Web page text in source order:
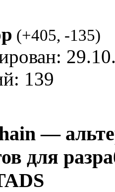
(+405, -135)
139
—
для